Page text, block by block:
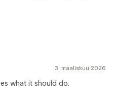
3. maaliskuu 2026
what it should do.